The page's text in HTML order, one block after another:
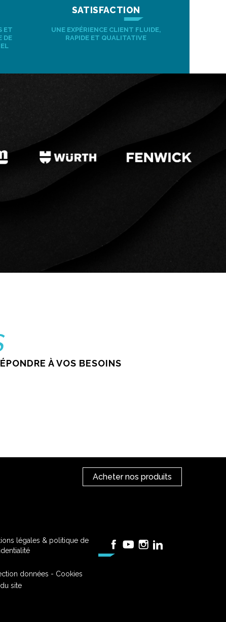
ET
DE
UNE EXPÉRIENCE CLIENT FLUIDE,
RAPIDE ET QUALITATIVE
SATISFACTION
À VOS BESOINS
Acheter nos produits
légales & politique de
données - Cookies
site
Facebook
YouTubeInstagram